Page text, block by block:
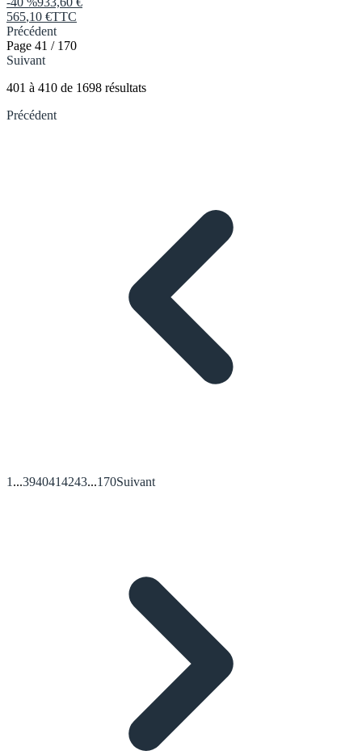
565,10 €TTC
Précédent
Page 41 / 170
Suivant
401 à 410 de 1698 résultats
Précédent
1 ...3940414243...170Suivant